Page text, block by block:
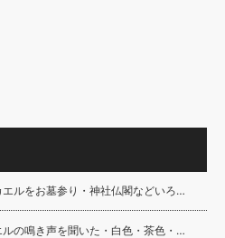
ルをお墓参り・神社仏閣などいろ…
の鳴き声を聞いた・白色・茶色・…